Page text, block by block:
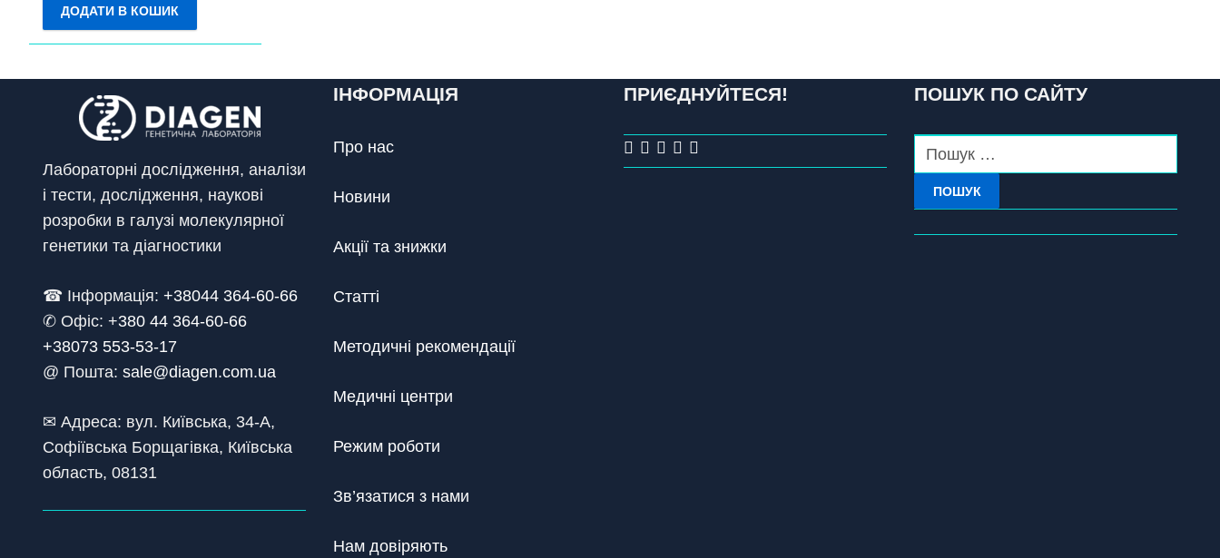
ДОДАТИ В КОШИК
Лабораторні дослідження, аналізи
і тести, дослідження, наукові
розробки в галузі молекулярної
генетики та діагностики
☎ Інформація: +38044 364-60-66
✆ Офіс: +380 44 364-60-66
+38073 553-53-17
@ Пошта: sale@diagen.com.ua
✉ Адреса: вул. Київська, 34-А,
Софіївська Борщагівка, Київська
область, 08131
ІНФОРМАЦІЯ
Про нас
Новини
Акції та знижки
Статті
Методичні рекомендації
Медичні центри
Режим роботи
Зв’язатися з нами
Нам довіряють
ПРИЄДНУЙТЕСЯ! ПОШУК ПО САЙТУ
ПОШУК